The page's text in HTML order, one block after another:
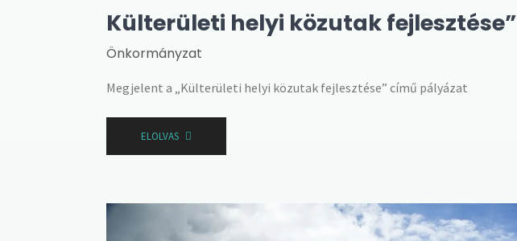
Külterületi helyi közutak fejlesztése”
Önkormányzat
Megjelent a „Külterületi helyi közutak fejlesztése” című pályázat
ELOLVAS